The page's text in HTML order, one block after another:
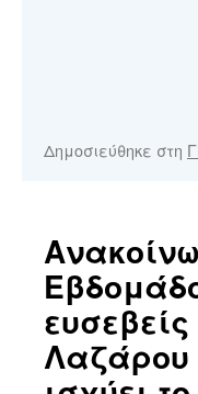
Δημοσιεύθηκε στη
Λαζάρου